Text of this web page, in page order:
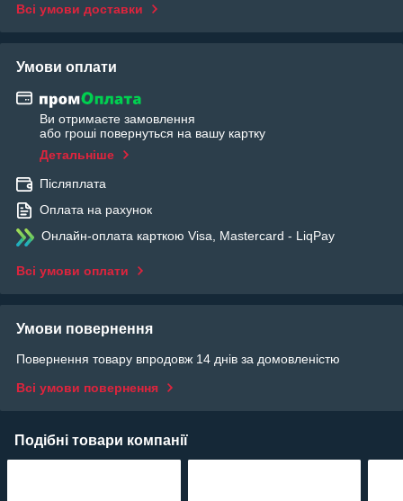
Всі умови доставки
Умови оплати
Ви отримаєте замовлення
або гроші повернуться на вашу картку
Детальніше
Післяплата
Оплата на рахунок
Онлайн-оплата карткою Visa, Mastercard - LiqPay
Всі умови оплати
Умови повернення
Повернення товару впродовж 14 днів за домовленістю
Всі умови повернення
Подібні товари компанії